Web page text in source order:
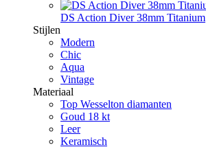
DS Action Diver 38mm Titanium
Stijlen
Modern
Chic
Aqua
Vintage
Materiaal
Top Wesselton diamanten
Goud 18 kt
Leer
Keramisch